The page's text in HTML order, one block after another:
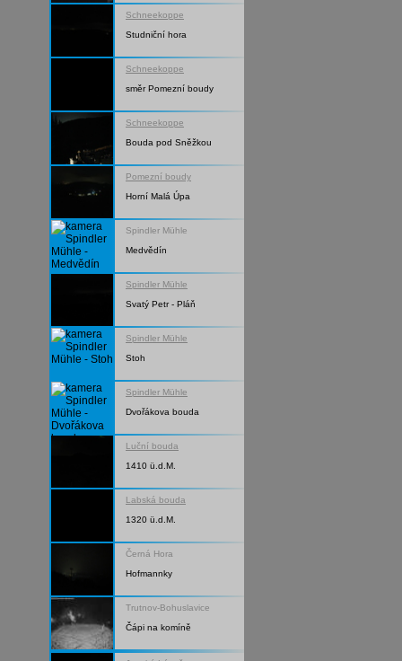
Schneekoppe
Studniční hora
Schneekoppe
směr Pomezní boudy
Schneekoppe
Bouda pod Sněžkou
Pomezní boudy
Horní Malá Úpa
Spindler Mühle
Medvědín
Spindler Mühle
Svatý Petr - Pláň
Spindler Mühle
Stoh
Spindler Mühle
Dvořákova bouda
Luční bouda
1410 ü.d.M.
Labská bouda
1320 ü.d.M.
Černá Hora
Hofmannky
Trutnov-Bohuslavice
Čápi na komíně